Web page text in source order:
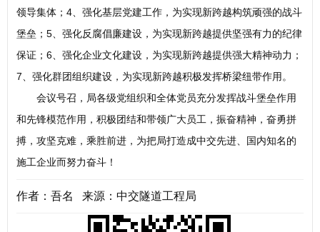
领导集体；4、强化基层党建工作，为实现新跨越构筑顽强的战斗
堡垒；5、强化反腐倡廉建设，为实现新跨越提供坚强有力的纪律
保证；6、强化企业文化建设，为实现新跨越提供强大精神动力；
7、强化群团组织建设，为实现新跨越积极发挥桥梁纽带作用。
会议号召，局各级党组织和全体党员充分发挥战斗堡垒作用
和先锋模范作用，积极团结和带领广大员工，振奋精神，奋勇拼
搏，攻坚克难，乘胜前进，为把局打造成中交先进、国内知名的
施工企业而努力奋斗！
作者：吾名 来源：中交隧道工程局